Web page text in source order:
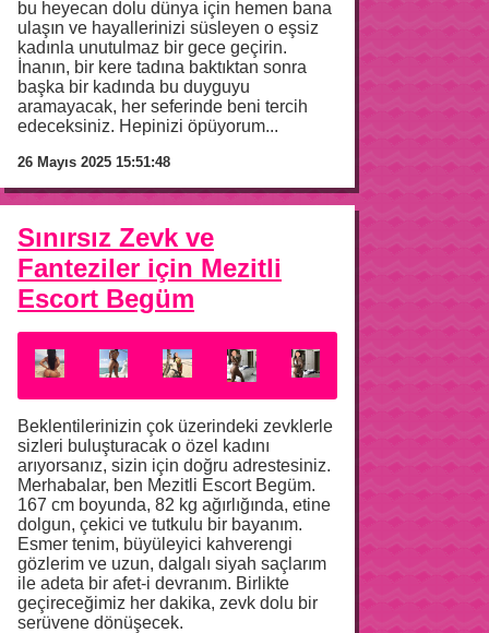
bu heyecan dolu dünya için hemen bana
ulaşın ve hayallerinizi süsleyen o eşsiz
kadınla unutulmaz bir gece geçirin.
İnanın, bir kere tadına baktıktan sonra
başka bir kadında bu duyguyu
aramayacak, her seferinde beni tercih
edeceksiniz. Hepinizi öpüyorum...
26 Mayıs 2025 15:51:48
Sınırsız Zevk ve
Fanteziler için Mezitli
Escort Begüm
Beklentilerinizin çok üzerindeki zevklerle
sizleri buluşturacak o özel kadını
arıyorsanız, sizin için doğru adrestesiniz.
Merhabalar, ben Mezitli Escort Begüm.
167 cm boyunda, 82 kg ağırlığında, etine
dolgun, çekici ve tutkulu bir bayanım.
Esmer tenim, büyüleyici kahverengi
gözlerim ve uzun, dalgalı siyah saçlarım
ile adeta bir afet-i devranım. Birlikte
geçireceğimiz her dakika, zevk dolu bir
serüvene dönüşecek.